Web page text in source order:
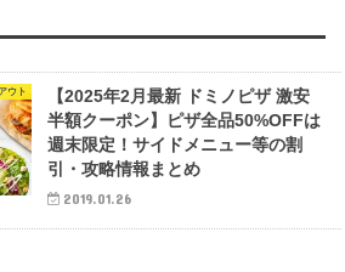
ウト
【2025年2月最新 ドミノピザ 激安
半額クーポン】ピザ全品50%OFFは
週末限定！サイドメニュー等の割
引・攻略情報まとめ
2019.01.26